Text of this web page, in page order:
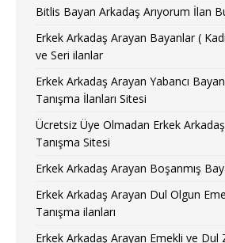
Bitlis Bayan Arkadaş Arıyorum İlan
Erkek Arkadaş Arayan Bayanlar (
ve Seri ilanlar
Erkek Arkadaş Arayan Yabancı
Tanışma İlanları Sitesi
Ücretsiz Üye Olmadan Erkek
Tanışma Sitesi
Erkek Arkadaş Arayan Boşanmış
Erkek Arkadaş Arayan Dul Olgun
Tanışma ilanları
Erkek Arkadaş Arayan Emekli ve Dul